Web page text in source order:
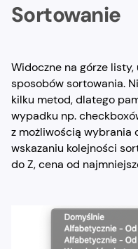
Sortowanie
Widoczne na górze
sposobów sortowania.
kilku metod, dlatego
wypadku np.
z możliwością wybrania
wskazaniu kolejności
do Z, cena od